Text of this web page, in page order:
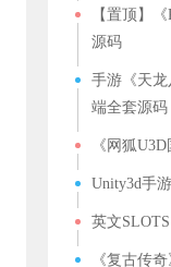
【置顶】
源码
手游《天
端全套源码
《网狐
Unity3d手
英文
《复古传